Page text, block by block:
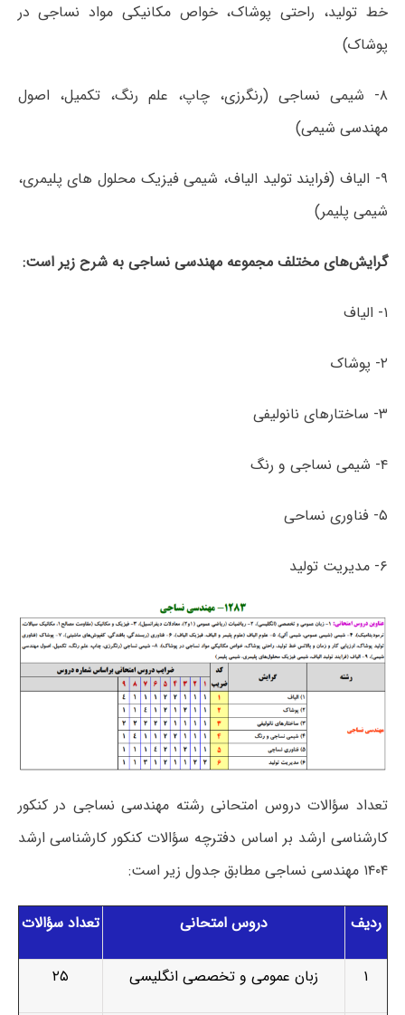
خط تولید، راحتی پوشاک، خواص مکانیکی مواد نساجی در
پوشاک)
۸- شیمی نساجی (رنگرزی، چاپ، علم رنگ، تکمیل، اصول
مهندسی شیمی)
۹- الیاف (فرایند تولید الیاف، شیمی فیزیک محلول های پلیمری،
شیمی پلیمر)
گرایش‌های مختلف مجموعه مهندسی نساجی به شرح زیر است:
۱- الیاف
۲- پوشاک
۳- ساختارهای نانولیفی
۴- شیمی نساجی و رنگ
۵- فناوری نساحی
۶- مدیریت تولید
تعداد سؤالات دروس امتحانی رشته مهندسی نساجی در کنکور
کارشناسی ارشد بر اساس دفترچه سؤالات کنکور کارشناسی ارشد
۱۴۰۴ مهندسی نساجی مطابق جدول زیر است:
ردیف دروس امتحانی تعداد سؤالات
۱ زبان عمومی و تخصصی انگلیسی ۲۵